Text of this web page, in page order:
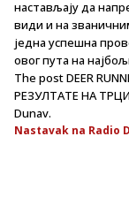
настављају да
види и на
једна успешна
овог пута на
The post DEER
РЕЗУЛТАТЕ НА
Dunav.
Nastavak na Radio